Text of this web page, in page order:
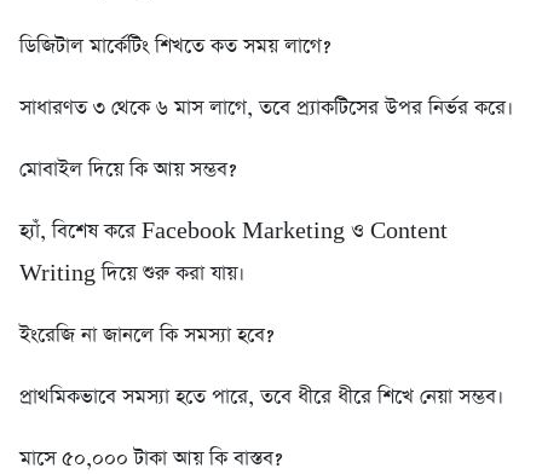
ডিজিটাল মার্কেটিং শিখতে কত সময় লাগে?
সাধারণত ৩ থেকে ৬ মাস লাগে, তবে প্র্যাকটিসের উপর নির্ভর করে।
মোবাইল দিয়ে কি আয় সম্ভব?
হ্যাঁ, বিশেষ করে Facebook Marketing ও Content
Writing দিয়ে শুরু করা যায়।
ইংরেজি না জানলে কি সমস্যা হবে?
প্রাথমিকভাবে সমস্যা হতে পারে, তবে ধীরে ধীরে শিখে নেয়া সম্ভব।
মাসে ৫০,০০০ টাকা আয় কি বাস্তব?